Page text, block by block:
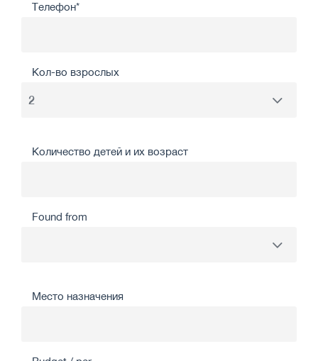
Телефон*
Кол-во взрослых
Количество детей и их возраст
Found from
Место назначения